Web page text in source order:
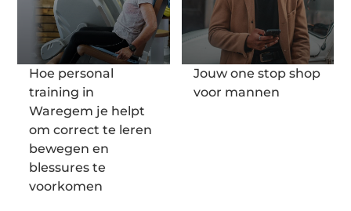
Hoe personal
training in
Waregem je helpt
om correct te leren
bewegen en
blessures te
voorkomen
Jouw one stop shop
voor mannen